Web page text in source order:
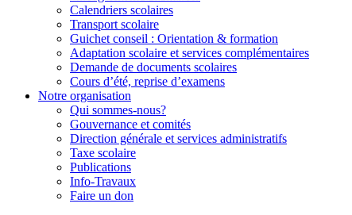
Calendriers scolaires
Transport scolaire
Guichet conseil : Orientation & formation
Adaptation scolaire et services complémentaires
Demande de documents scolaires
Cours d’été, reprise d’examens
Notre organisation
Qui sommes-nous?
Gouvernance et comités
Direction générale et services administratifs
Taxe scolaire
Publications
Info-Travaux
Faire un don